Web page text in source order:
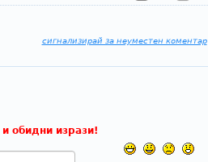
сигнализирай за неуместен коментар
обидни изрази!